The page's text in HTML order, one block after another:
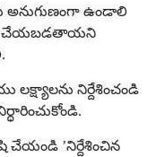
అనుగుణంగా ఉండాలి
చేయబడతాయని
లక్ష్యాలను నిర్దేశించండి
చేయండి ’నిర్దేశించిన